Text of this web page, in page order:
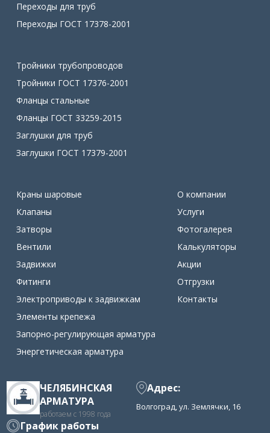
Переходы для труб
Переходы ГОСТ 17378-2001
Тройники трубопроводов
Тройники ГОСТ 17376-2001
Фланцы стальные
Фланцы ГОСТ 33259-2015
Заглушки для труб
Заглушки ГОСТ 17379-2001
Краны шаровые
Клапаны
Затворы
Вентили
Задвижки
Фитинги
Электроприводы к задвижкам
Элементы крепежа
Запорно-регулирующая арматура
Энергетическая арматура
О компании
Услуги
Фотогалерея
Калькуляторы
Акции
Отгрузки
Контакты
ЧЕЛЯБИНСКАЯ
АРМАТУРА
работаем с 1998 года
Адрес:
Волгоград, ул. Землячки, 16
График работы